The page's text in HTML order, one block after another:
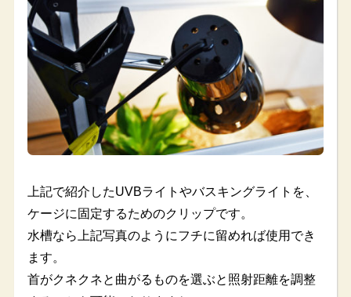
上記で紹介したUVBライトやバスキングライトを、
ケージに固定するためのクリップです。
水槽なら上記写真のようにフチに留めれば使用でき
ます。
首がクネクネと曲がるものを選ぶと照射距離を調整